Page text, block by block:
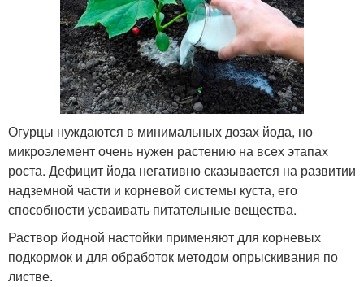
Огурцы нуждаются в минимальных дозах йода, но
микроэлемент очень нужен растению на всех этапах
роста. Дефицит йода негативно сказывается на развитии
надземной части и корневой системы куста, его
способности усваивать питательные вещества.
Раствор йодной настойки применяют для корневых
подкормок и для обработок методом опрыскивания по
листве.